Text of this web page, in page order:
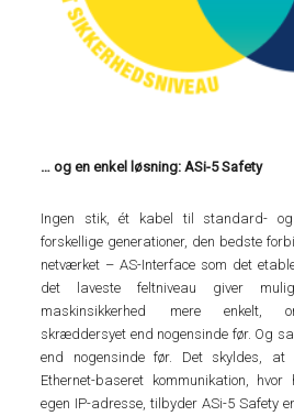
… og en enkel løsning: ASi-5 Safety
Ingen stik, ét kabel til standard- og
forskellige generationer, den bedste
netværket – AS-Interface som det
det laveste feltniveau giver
maskinsikkerhed mere enkelt,
skræddersyet end nogensinde før. Og
end nogensinde før. Det skyldes,
Ethernet-baseret kommunikation,
egen IP-adresse, tilbyder ASi-5 Safety